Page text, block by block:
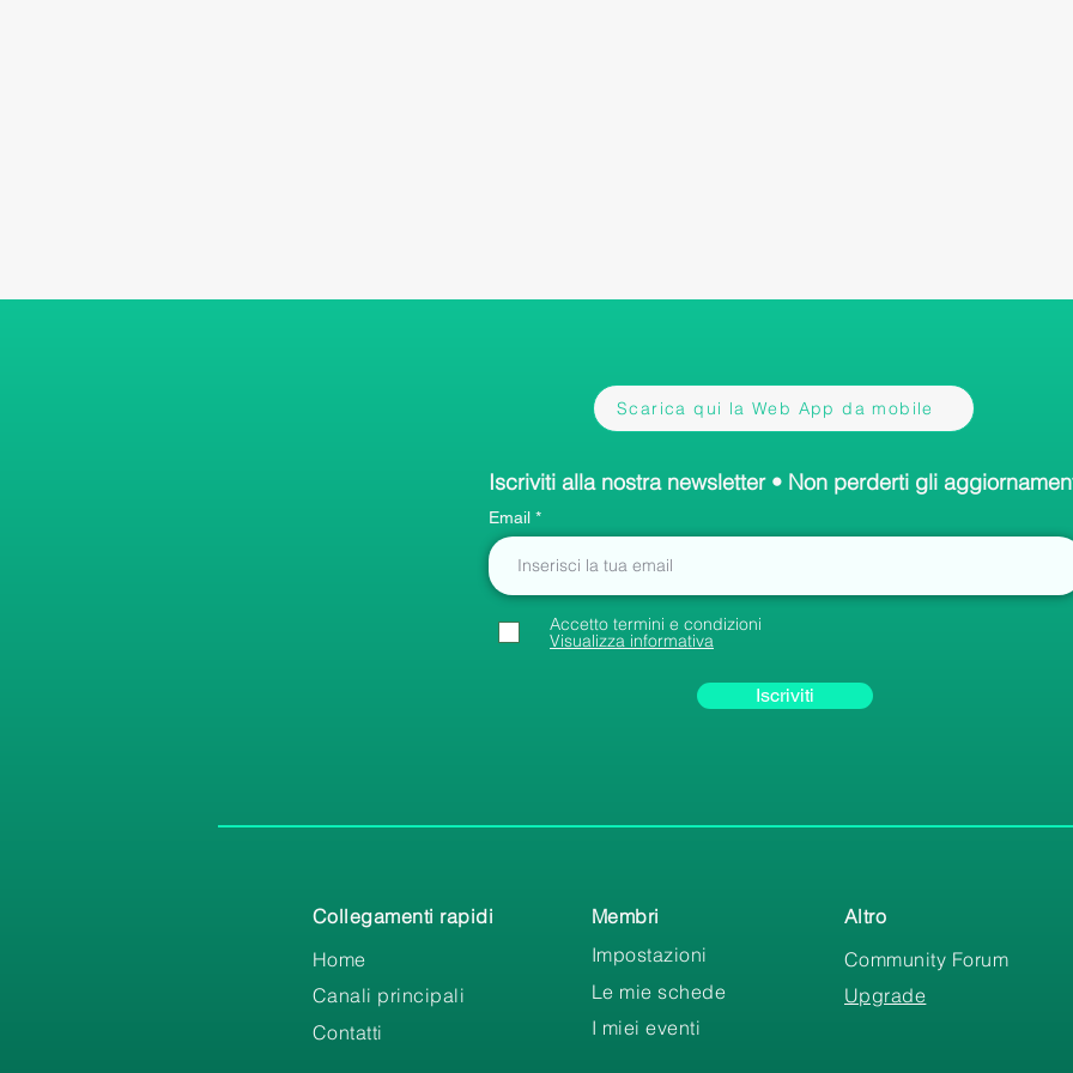
Scarica qui la Web App da mobile
Iscriviti alla nostra newsletter • Non perderti gli
Email
Accetto termini e condizioni
Visualizza informativa
Iscriviti
Collegamenti rapidi
Home
Canali principali
Contatti
Membri
Impostazioni
Le mie schede
I miei eventi
Altro
Community Forum
Upgrade